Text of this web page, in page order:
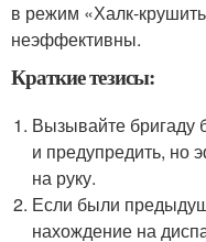
в режим «Халк-
неэффективны.
Краткие тезисы:
Вызывайте бригаду
и предупредить, но
на руку.
Если были
нахождение на